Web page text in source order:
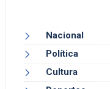
Nacional
Política
Cultura